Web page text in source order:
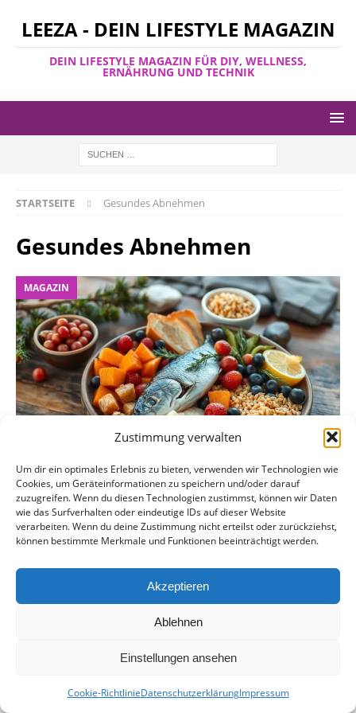
Zustimmung verwalten
Um dir ein optimales Erlebnis zu bieten, verwenden wir Technologien wie
Cookies, um Geräteinformationen zu speichern und/oder darauf
zuzugreifen. Wenn du diesen Technologien zustimmst, können wir Daten
wie das Surfverhalten oder eindeutige IDs auf dieser Website
verarbeiten. Wenn du deine Zustimmung nicht erteilst oder zurückziehst,
können bestimmte Merkmale und Funktionen beeinträchtigt werden.
Akzeptieren
Ablehnen
Einstellungen ansehen
Cookie-RichtlinieDatenschutzerklärungImpressum
LEEZA - DEIN LIFESTYLE MAGAZIN
DEIN LIFESTYLE MAGAZIN FÜR DIY, WELLNESS,
ERNÄHRUNG UND TECHNIK
STARTSEITE Gesundes Abnehmen
Gesundes Abnehmen
MAGAZIN
Nordische Diät – Vorteile und Leitfaden
für Anfänger
Entdecken Sie die Vorteile der Nordischen Diät und
beginnen Sie mit unserem Leitfaden für Anfänger eine